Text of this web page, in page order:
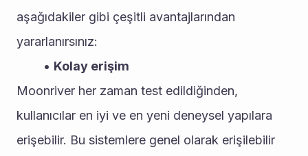
aşağıdakiler gibi çeşitli avantajlarından
yararlanırsınız:
Kolay erişim
Moonriver her zaman test edildiğinden,
kullanıcılar en iyi ve en yeni deneysel yapılara
erişebilir. Bu sistemlere genel olarak erişilebilir